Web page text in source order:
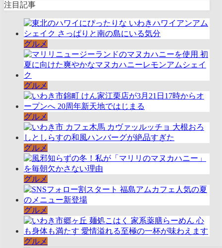
注目記事
グルメ
グルメ
グルメ
グルメ
グルメ
グルメ
グルメ